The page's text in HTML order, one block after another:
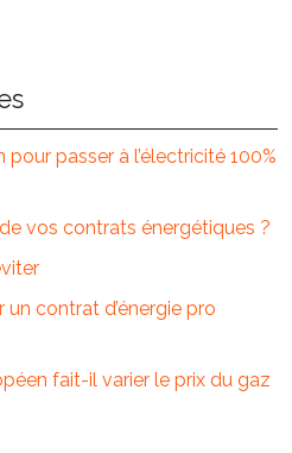
pour passer à l’électricité 100%
vos contrats énergétiques ?
contrat d’énergie pro
fait-il varier le prix du gaz